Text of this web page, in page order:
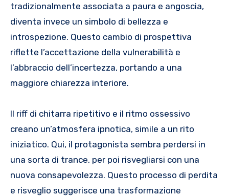
tradizionalmente associata a paura e angoscia,
diventa invece un simbolo di bellezza e
introspezione. Questo cambio di prospettiva
riflette l’accettazione della vulnerabilità e
l’abbraccio dell’incertezza, portando a una
maggiore chiarezza interiore.
Il riff di chitarra ripetitivo e il ritmo ossessivo
creano un’atmosfera ipnotica, simile a un rito
iniziatico. Qui, il protagonista sembra perdersi in
una sorta di trance, per poi risvegliarsi con una
nuova consapevolezza. Questo processo di perdita
e risveglio suggerisce una trasformazione